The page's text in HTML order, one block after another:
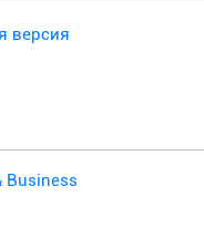
версия
Business